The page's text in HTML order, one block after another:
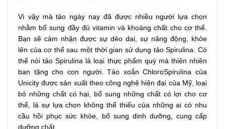
Vì vậy mà tảo ngày nay đã được nhiều người lựa chọn
nhằm bổ sung đầy đủ vitamin và khoáng chất cho cơ thể.
Bạn sẽ cảm nhận được sự dẻo dai, sự năng động, khỏe
lên của cơ thể sau một thời gian sử dụng tảo Spirulina. Có
thể nói tảo Spirulina là loại thực phẩm quý mà thiên nhiên
ban tặng cho con người. Tảo xoắn ChloroSpirulina của
Unicity được sản xuất theo công nghệ hiện đại của Mỹ, loại
bỏ những chất có hại, bổ sung những chất có lợi cho cơ
thể, là sự lựa chọn không thể thiếu của những ai có nhu
cầu hồi phục sức khỏe, bổ sung dinh dưỡng, cung cấp
dưỡng chất,...